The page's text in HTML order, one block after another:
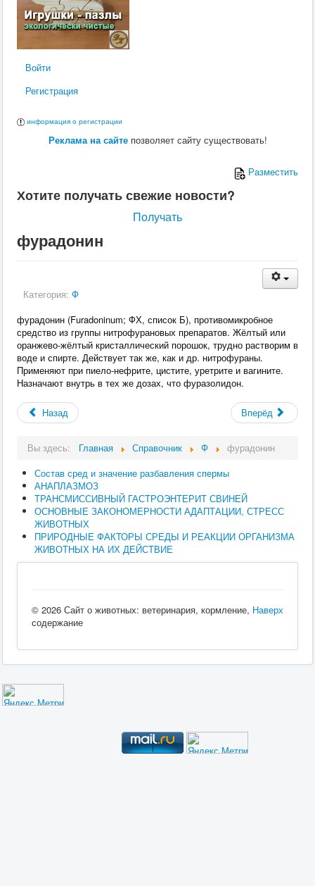
Войти
Регистрация
информация о регистрации
Реклама на сайтепозволяет сайту существовать!
Разместить
Хотите получать свежие новости?
Получать
фурадонин
Категория: Ф
фурадонин (Furadoninum; ФХ, список Б), противомикробное
средство из группы нитрофурановых препаратов. Жёлтый или
оранжево-жёлтый кристаллический порошок, трудно растворим в
воде и спирте. Действует так же, как и др. нитрофураны.
Применяют при пиело-нефрите, цистите, уретрите и вагините.
Назначают внутрь в тех же дозах, что фуразолидон.
Назад Вперёд
Вы здесь: Главная Справочник Ф
фурадонин
Состав сред и значение разбавления спермы
АНАПЛАЗМОЗ
ТРАНСМИССИВНЫЙ ГАСТРОЭНТЕРИТ СВИНЕЙ
ОСНОВНЫЕ ЗАКОНОМЕРНОСТИ АДАПТАЦИИ, СТРЕСС
ЖИВОТНЫХ
ПРИРОДНЫЕ ФАКТОРЫ СРЕДЫ И РЕАКЦИИ ОРГАНИЗМА
ЖИВОТНЫХ НА ИХ ДЕЙСТВИЕ
Наверх
© 2026 Сайт о животных: ветеринария, кормление,
содержание